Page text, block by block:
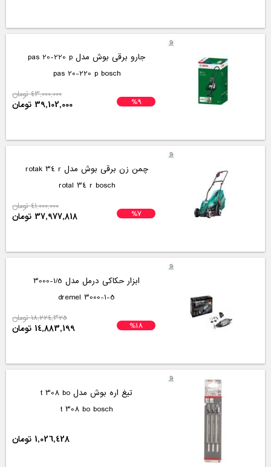
جارو برقی بوش مدل pas 20-220 p
pas 20-220 p bosch
%9
43,000,000 تومان
39,102,000 تومان
چمن زن برقی بوش مدل rotak 34 r
rotal 34 r bosch
%7
41,000,000 تومان
37,977,818 تومان
ابزار حکاکی درمل مدل 1/5-3000
3000-1-5 dremel
%18
18,224,325 تومان
14,883,199 تومان
تیغ اره بوش مدل t 308 bo
t 308 bo bosch
1,026,428 تومان